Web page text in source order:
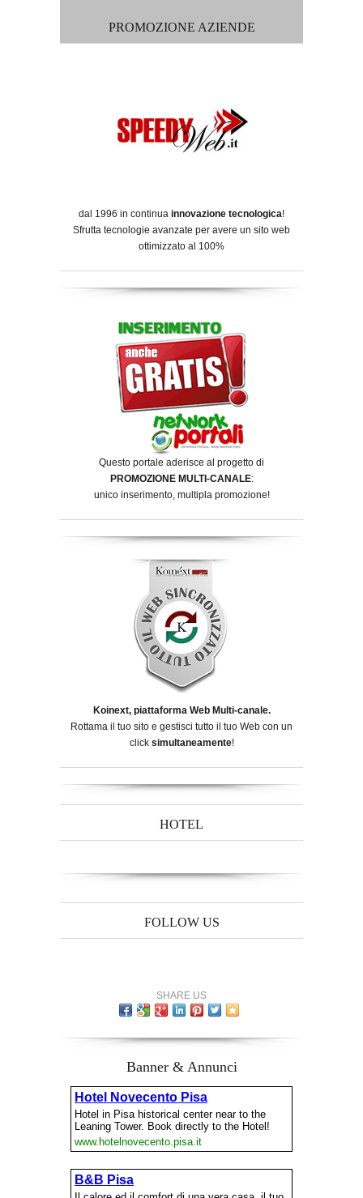
PROMOZIONE AZIENDE
dal 1996 in continua innovazione tecnologica!
Sfrutta tecnologie avanzate per avere un sito web
ottimizzato al 100%
Questo portale aderisce al progetto di
PROMOZIONE MULTI-CANALE:
unico inserimento, multipla promozione!
Koinext, piattaforma Web Multi-canale.
Rottama il tuo sito e gestisci tutto il tuo Web con un
click simultaneamente!
HOTEL
FOLLOW US
SHARE US
Banner & Annunci